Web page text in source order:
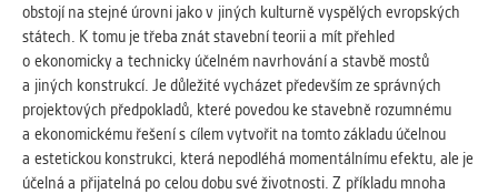
obstojí na stejné úrovni jako v jiných kulturně vyspělých evropských
státech. K tomu je třeba znát stavební teorii a mít přehled
o ekonomicky a technicky účelném navrhování a stavbě mostů
a jiných konstrukcí. Je důležité vycházet především ze správných
projektových předpokladů, které povedou ke stavebně rozumnému
a ekonomickému řešení s cílem vytvořit na tomto základu účelnou
a estetickou konstrukci, která nepodléhá momentálnímu efektu, ale je
účelná a přijatelná po celou dobu své životnosti. Z příkladu mnoha